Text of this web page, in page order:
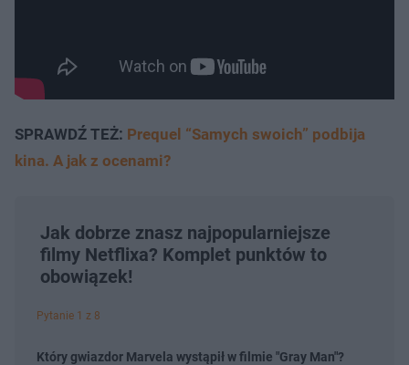
SPRAWDŹ TEŻ: Prequel “Samych swoich” podbija
kina. A jak z ocenami?
Jak dobrze znasz najpopularniejsze
filmy Netflixa? Komplet punktów to
obowiązek!
Pytanie 1 z 8
Który gwiazdor Marvela wystąpił w filmie "Gray Man"?